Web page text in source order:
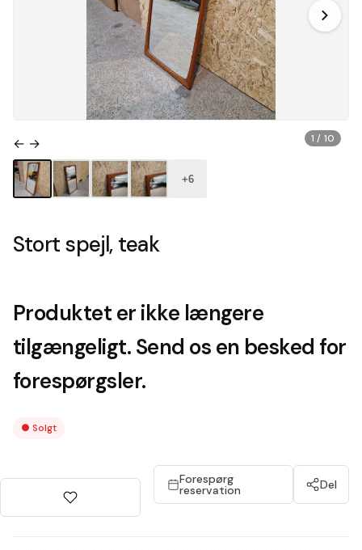
1 / 10
← →
+6
Stort spejl, teak
Produktet er ikke længere
tilgængeligt. Send os en besked for
forespørgsler.
● Solgt
Forespørg
reservation Del